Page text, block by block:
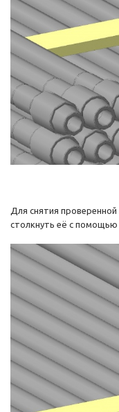
Для снятия
столкнуть её с помощью